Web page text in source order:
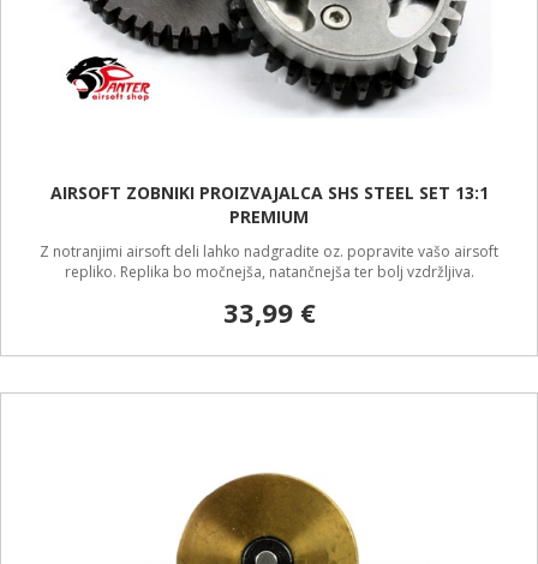
AIRSOFT ZOBNIKI PROIZVAJALCA SHS STEEL SET 13:1
PREMIUM
Z notranjimi airsoft deli lahko nadgradite oz. popravite vašo airsoft
repliko. Replika bo močnejša, natančnejša ter bolj vzdržljiva.
33,99 €